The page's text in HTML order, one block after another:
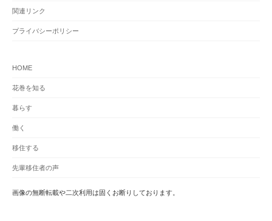
HOME
花巻を知る
暮らす
働く
移住する
先輩移住者の声
関連リンク
プライバシーポリシー
画像の無断転載や二次利用は固くお断りしております。